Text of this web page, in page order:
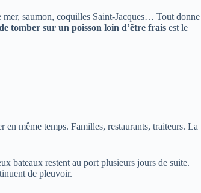
saumon, coquilles Saint-Jacques… Tout donne
tomber sur un poisson loin d’être frais est le
en même temps. Familles, restaurants, traiteurs. La
bateaux restent au port plusieurs jours de suite.
de pleuvoir.